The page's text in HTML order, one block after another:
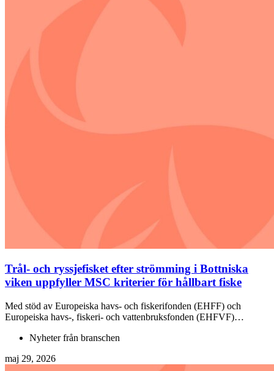
Trål- och ryssjefisket efter strömming i Bottniska
viken uppfyller MSC kriterier för hållbart fiske
Med stöd av Europeiska havs- och fiskerifonden (EHFF) och
Europeiska havs-, fiskeri- och vattenbruksfonden (EHFVF)…
Nyheter från branschen
maj 29, 2026